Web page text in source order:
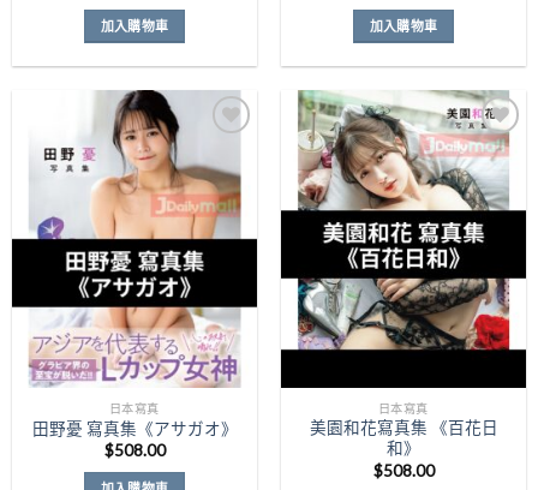
加入購物車 加入購物車
Add to
Wishlist
日本寫真
田野憂 寫真集《アサガオ》
$508.00
Add to
Wishlist
日本寫真
美園和花寫真集 《百花日
和》
$508.00